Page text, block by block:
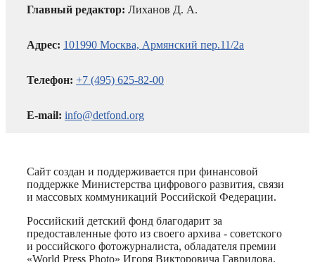
Главный редактор: Лиханов Д. А.
Адрес: 101990 Москва, Армянский пер.11/2а
Телефон: +7 (495) 625-82-00
E-mail: info@detfond.org
Сайт создан и поддерживается при финансовой
поддержке Министерства цифрового развития, связи
и массовых коммуникаций Российской Федерации.
Российский детский фонд благодарит за
предоставленные фото из своего архива - советского
и российского фотожурналиста, обладателя премии
«World Press Photo» Игоря Викторовича Гаврилова.